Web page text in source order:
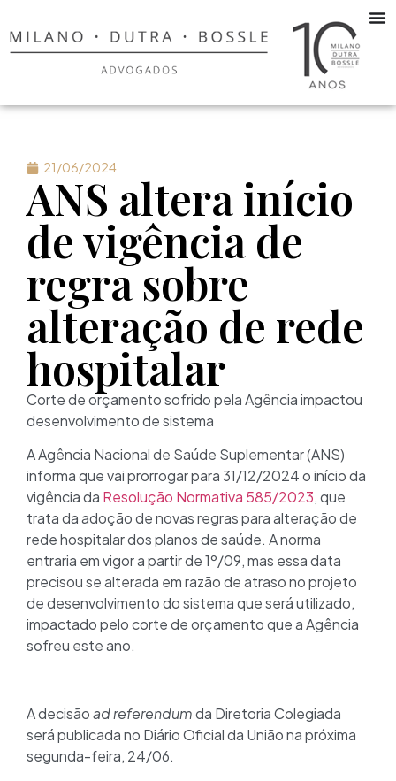
21/06/2024
ANS altera início
de vigência de
regra sobre
alteração de rede
hospitalar
Corte de orçamento sofrido pela Agência impactou
desenvolvimento de sistema
A Agência Nacional de Saúde Suplementar (ANS)
informa que vai prorrogar para 31/12/2024 o início da
vigência da Resolução Normativa 585/2023, que
trata da adoção de novas regras para alteração de
rede hospitalar dos planos de saúde. A norma
entraria em vigor a partir de 1º/09, mas essa data
precisou se alterada em razão de atraso no projeto
de desenvolvimento do sistema que será utilizado,
impactado pelo corte de orçamento que a Agência
sofreu este ano.
A decisãoad referendumda Diretoria Colegiada
será publicada no Diário Oficial da União na próxima
segunda-feira, 24/06.